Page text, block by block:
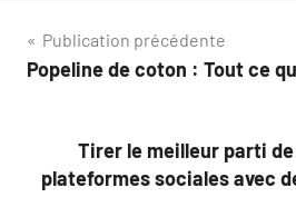
Navigation
de
Publication précédente
Popeline de coton : Tout ce
Tirer le meilleur parti
plateformes sociales avec